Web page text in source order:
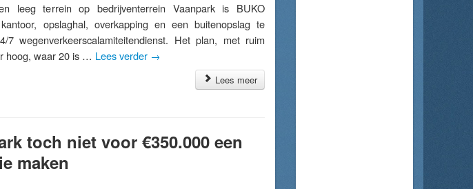
leeg terrein op bedrijventerrein Vaanpark is BUKO
opslaghal, overkapping en een buitenopslag te
wegenverkeerscalamiteitendienst. Het plan, met ruim
hoog, waar 20 is … Lees verder →
Lees meer
toch niet voor €350.000 een
maken